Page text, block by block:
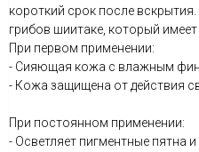
короткий срок после
грибов шиитаке, который
При первом применении:
- Сияющая кожа с влажным
- Кожа защищена от действия
При постоянном применении:
- Осветляет пигментные пятна и